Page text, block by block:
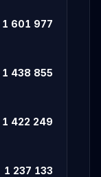
1 601 977
1 438 855
1 422 249
1 237 133